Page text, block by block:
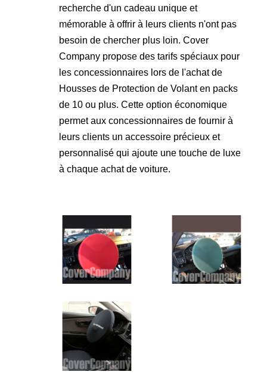
recherche d'un cadeau unique et
mémorable à offrir à leurs clients n'ont pas
besoin de chercher plus loin. Cover
Company propose des tarifs spéciaux pour
les concessionnaires lors de l'achat de
Housses de Protection de Volant en packs
de 10 ou plus. Cette option économique
permet aux concessionnaires de fournir à
leurs clients un accessoire précieux et
personnalisé qui ajoute une touche de luxe
à chaque achat de voiture.